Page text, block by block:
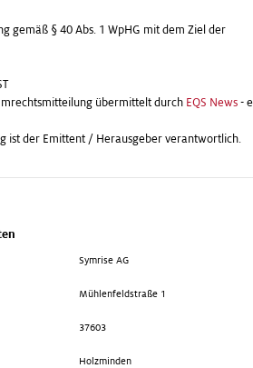
gemäß § 40 Abs. 1 WpHG mit dem Ziel der
übermittelt durch EQS News-
ist der Emittent / Herausgeber verantwortlich.
Symrise AG
Mühlenfeldstraße 1
37603
Holzminden